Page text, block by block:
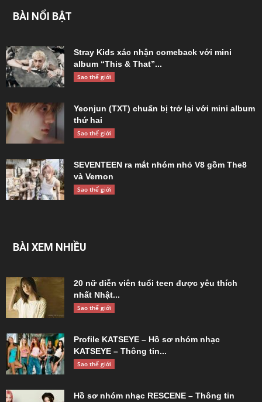
BÀI NỔI BẬT
Stray Kids xác nhận comeback với mini
album “This & That”...
Sao thế giới
Yeonjun (TXT) chuẩn bị trở lại với mini album
thứ hai
Sao thế giới
SEVENTEEN ra mắt nhóm nhỏ V8 gồm The8
và Vernon
Sao thế giới
BÀI XEM NHIỀU
20 nữ diễn viên tuổi teen được yêu thích
nhất Nhật...
Sao thế giới
Profile KATSEYE – Hồ sơ nhóm nhạc
KATSEYE – Thông tin...
Sao thế giới
Hồ sơ nhóm nhạc RESCENE – Thông tin